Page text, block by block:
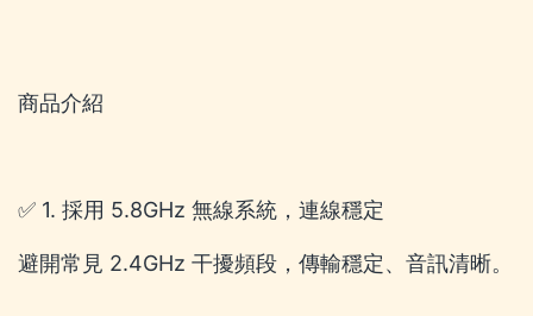
商品介紹
✅ 1. 採用 5.8GHz 無線系統，連線穩定
避開常見 2.4GHz 干擾頻段，傳輸穩定、音訊清晰。